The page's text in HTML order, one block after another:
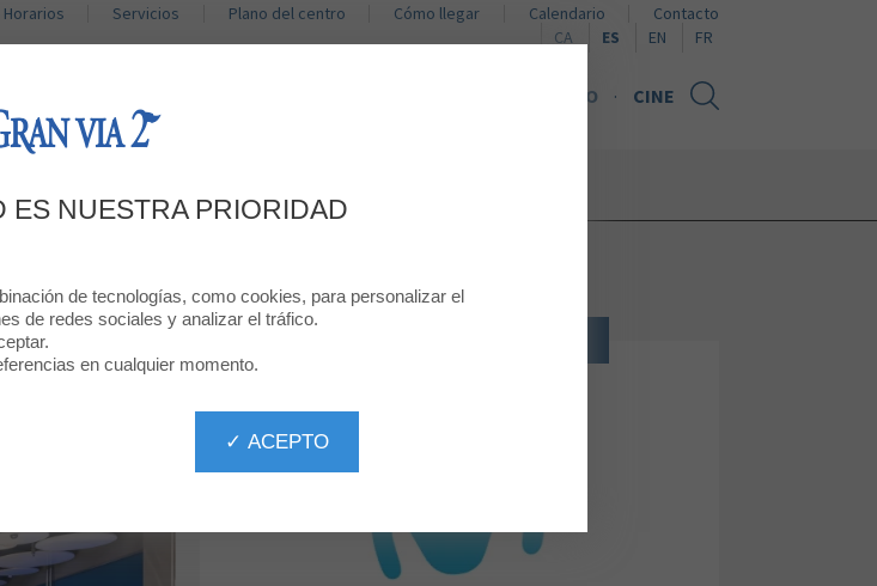
TARJETA REGALO CINE
Horarios Servicios Plano del centro Cómo llegar Calendario
Contacto
CA Naviguer en català
ES EN Browse in English
FR
A
ES NUESTRA PRIORIDAD
de tecnologías, como cookies, para personalizar el
de redes sociales y analizar el tráfico.
en cualquier momento.
✓ ACEPTO